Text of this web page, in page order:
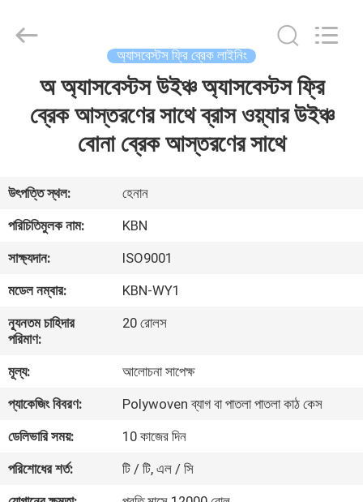
আমাদের
সম্পর্কে
কারখানা
ভ্রমণ
নিয়ন্ত্রণ
যোগাযোগ
করুন
অ্যাসবেস্টস ফ্রি ব্রেক লাইনিং
অ অ্যাসবেস্টস উইঞ্চ অ্যাসবেস্টস ফ্রি
ব্রেক আস্তরণের সাথে ব্রাস ওয়্যার উইঞ্চ
বোনা ব্রেক আস্তরণের সাথে
উৎপত্তি স্থল:
হেনান
পরিচিতিমুলক নাম:
KBN
সাক্ষ্যদান:
ISO9001
মডেল নম্বার:
KBN-WY1
ন্যূনতম চাহিদার
পরিমাণ:
20 রোলস
মূল্য:
আলোচনা সাপেক্ষ
প্যাকেজিং বিবরণ:
Polywoven ব্যাগ বা পাতলা পাতলা কাঠ কেস
ডেলিভারি সময়:
10 কাজের দিন
পরিশোধের শর্ত:
টি / টি, এল / সি